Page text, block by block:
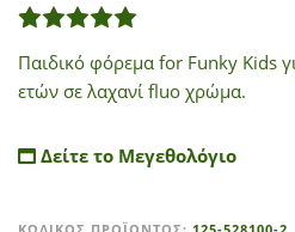
1
Παιδικό φόρεμα for Funky Kids
ετών σε λαχανί fluo χρώμα.
Δείτε το Μεγεθολόγιο